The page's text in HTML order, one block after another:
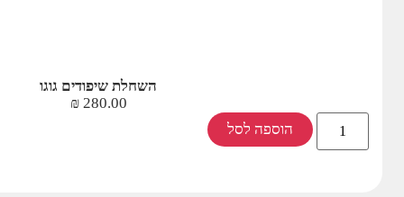
השחלת שיפודים גוגו
280.00
₪
הוספה לסל